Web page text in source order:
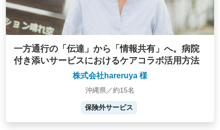
一方通行の「伝達」から「情報共有」へ。病院
付き添いサービスにおけるケアコラボ活用方法
株式会社hareruya 様
沖縄県／約15名
保険外サービス